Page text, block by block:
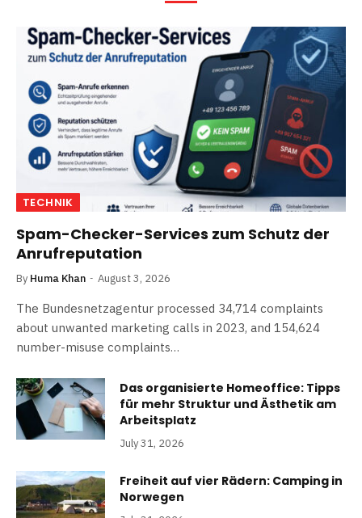
TECHNIK
Spam-Checker-Services zum Schutz der
Anrufreputation
By Huma Khan August 3, 2026
The Bundesnetzagentur processed 34,714 complaints
about unwanted marketing calls in 2023, and 154,624
number-misuse complaints…
Das organisierte Homeoffice: Tipps
für mehr Struktur und Ästhetik am
Arbeitsplatz
July 31, 2026
Freiheit auf vier Rädern: Camping in
Norwegen